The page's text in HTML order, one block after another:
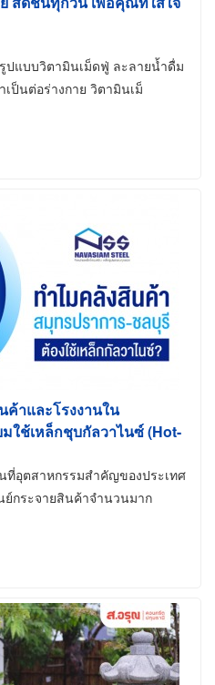
ปแบบวิตามินเม็ดฟู่ ละลายน้ำดื่ม
ป็นต่อร่างกาย วิตามินเม็
ค้าและโรงงานใน
ใช้เหล็กชุบกัลวาไนซ์ (Hot-
ที่อุตสาหกรรมสำคัญของประเทศ
กระจายสินค้าจำนวนมาก